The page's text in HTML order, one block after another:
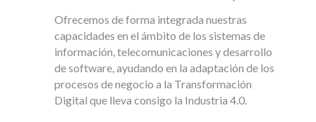
Ofrecemos de forma integrada nuestras
capacidades en el ámbito de los sistemas de
información, telecomunicaciones y desarrollo
de software, ayudando en la adaptación de los
procesos de negocio a la Transformación
Digital que lleva consigo la Industria 4.0.